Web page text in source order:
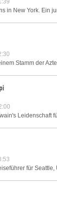
in New York. Ein
Stamm der
für